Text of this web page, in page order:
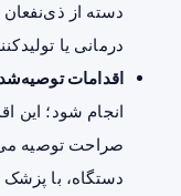
دسته از
درمانی یا
اقدامات
انجام شود؛ این
صراحت توصیه
دستگاه، با پزشک